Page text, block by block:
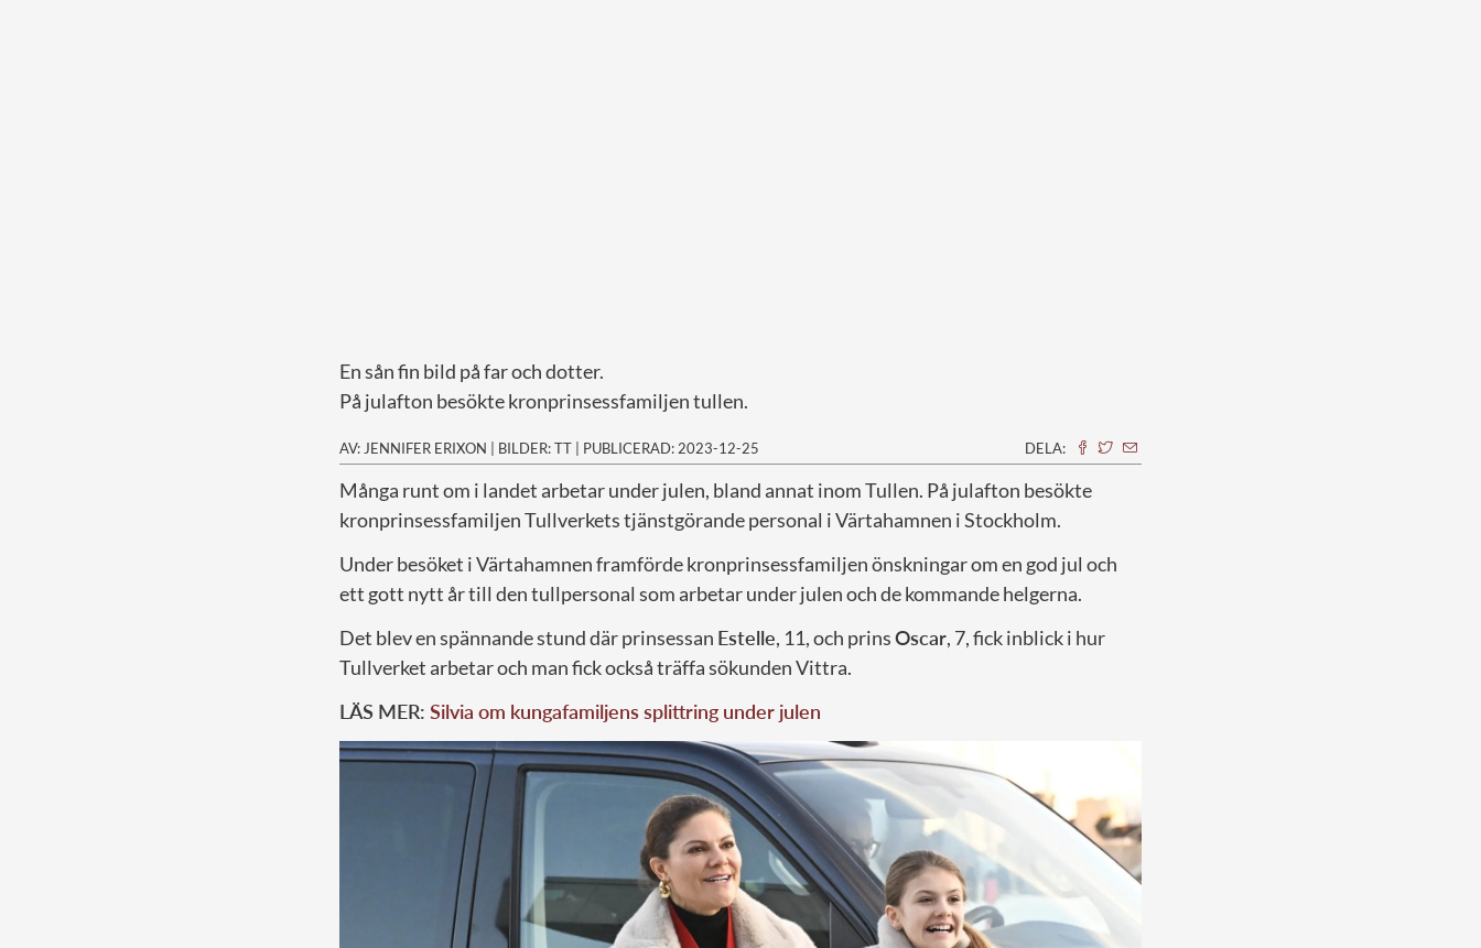
En sån fin bild på far och dotter.
På julafton besökte kronprinsessfamiljen tullen.
AV: JENNIFER ERIXON | BILDER: TT | PUBLICERAD: 2023-12-25 DELA:
Många runt om i landet arbetar under julen, bland annat inom Tullen. På julafton besökte
kronprinsessfamiljen Tullverkets tjänstgörande personal i Värtahamnen i Stockholm.
Under besöket i Värtahamnen framförde kronprinsessfamiljen önskningar om en god jul och
ett gott nytt år till den tullpersonal som arbetar under julen och de kommande helgerna.
Det blev en spännande stund där prinsessan Estelle, 11, och prinsOscar, 7, fick inblick i hur
Tullverket arbetar och man fick också träffa sökunden Vittra.
LÄS MER: Silvia om kungafamiljens splittring under julen